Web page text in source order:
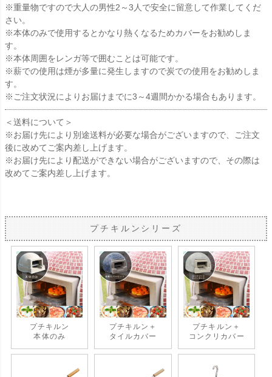
※重量物ですので大人の男性2～3人で安全に留意して作業してくだ
さい。
※本体のみで使用するとかなり熱くなるためカバーをお勧めしま
す。
※本体周囲をレンガ等で囲むことは可能です。
※薪での使用は煙が多量に発生しますので炭での使用をお勧めしま
す。
※ご注文状況によりお届けまでに3～4週間かかる場合もあります。
＜送料について＞
※お届け先により別途送料が必要な場合がございますので、ご注文
後に改めてご案内差し上げます。
※お届け先により配送ができない場合がございますので、その際は
改めてご案内差し上げます。
プチキルンシリーズ
プチキルン
本体のみ
プチキルン＋
タイルカバー
プチキルン＋
コンクリカバー